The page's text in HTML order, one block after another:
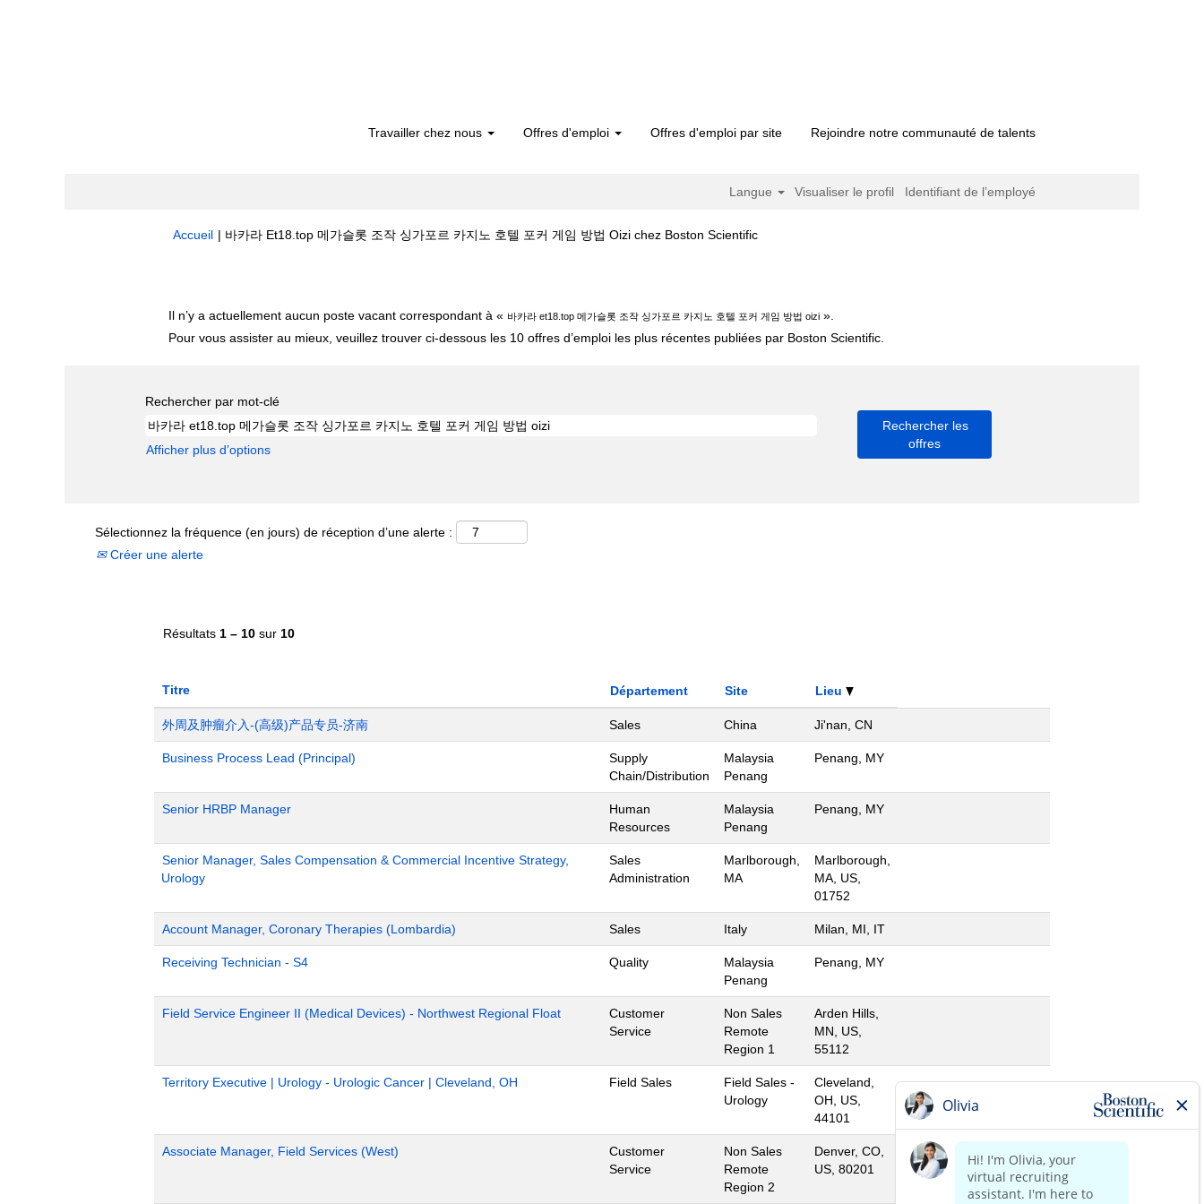
Travailler chez nous Offres d'emploi Offres d'emploi par site Rejoindre notre communauté de talents
Langue Visualiser le profil Identifiant de l’employé
Accueil | 바카라 Et18.top 메가슬롯 조작 싱가포르 카지노 호텔 포커 게임 방법 Oizi chez Boston Scientific(page
Il n’y a actuellement aucun poste vacant correspondant à « 바카라 et18.top 메가슬롯 조작 싱가포르 카지노 호텔 포커 게임 방법 oizi ».
Pour vous assister au mieux, veuillez trouver ci-dessous les 10 offres d’emploi les plus récentes publiées par Boston Scientific.
Rechercher par mot-clé
Afficher plus d’options
Sélectionnez la fréquence (en jours) de réception d’une alerte :
Créer une alerte
Résultats 1 – 10 sur 10
Titre Département Site Lieu
外周及肿瘤介入-(高级)产品专员-济南 Sales China Ji'nan, CN
Business Process Lead (Principal)
Supply
Chain/Distribution
Malaysia
Penang
Penang, MY
Senior HRBP Manager
Human
Resources
Malaysia
Penang
Penang, MY
Senior Manager, Sales Compensation & Commercial Incentive Strategy,
Urology
Sales
Administration
Marlborough,
MA
Marlborough,
MA, US,
01752
Account Manager, Coronary Therapies (Lombardia) Sales Italy Milan, MI, IT
Receiving Technician - S4 Quality
Malaysia
Penang
Penang, MY
Field Service Engineer II (Medical Devices) - Northwest Regional Float
Customer
Service
Non Sales
Remote
Region 1
Arden Hills,
MN, US,
55112
Territory Executive | Urology - Urologic Cancer | Cleveland, OH Field Sales
Field Sales -
Urology
Cleveland,
OH, US,
44101
Associate Manager, Field Services (West)
Customer
Service
Non Sales
Remote
Region 2
Denver, CO,
US, 80201